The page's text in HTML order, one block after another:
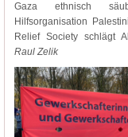
Gaza ethnisch
Hilfsorganisation
Relief Society schlägt
Raul Zelik